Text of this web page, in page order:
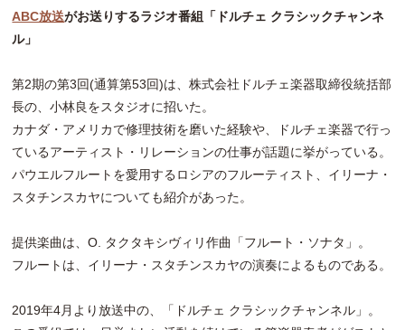
ABC放送がお送りするラジオ番組「ドルチェ クラシックチャンネ
ル」
第2期の第3回(通算第53回)は、株式会社ドルチェ楽器取締役統括部
長の、小林良をスタジオに招いた。
カナダ・アメリカで修理技術を磨いた経験や、ドルチェ楽器で行っ
ているアーティスト・リレーションの仕事が話題に挙がっている。
パウエルフルートを愛用するロシアのフルーティスト、イリーナ・
スタチンスカヤについても紹介があった。
提供楽曲は、O. タクタキシヴィリ作曲「フルート・ソナタ」。
フルートは、イリーナ・スタチンスカヤの演奏によるものである。
2019年4月より放送中の、「ドルチェ クラシックチャンネル」。